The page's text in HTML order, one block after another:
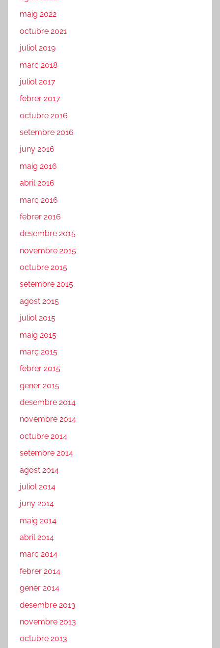
maig 2022
octubre 2021
juliol 2019
març 2018
juliol 2017
febrer 2017
octubre 2016
setembre 2016
juny 2016
maig 2016
abril 2016
març 2016
febrer 2016
desembre 2015
novembre 2015
octubre 2015
setembre 2015
agost 2015
juliol 2015
maig 2015
març 2015
febrer 2015
gener 2015
desembre 2014
novembre 2014
octubre 2014
setembre 2014
agost 2014
juliol 2014
juny 2014
maig 2014
abril 2014
març 2014
febrer 2014
gener 2014
desembre 2013
novembre 2013
octubre 2013